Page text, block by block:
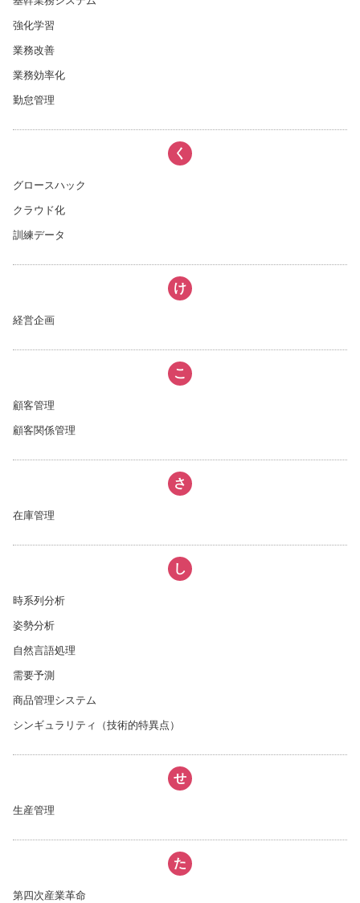
強化学習
業務改善
業務効率化
勤怠管理
く
グロースハック
クラウド化
訓練データ
け
経営企画
こ
顧客管理
顧客関係管理
さ
在庫管理
し
時系列分析
姿勢分析
自然言語処理
需要予測
商品管理システム
シンギュラリティ（技術的特異点）
せ
生産管理
た
第四次産業革命